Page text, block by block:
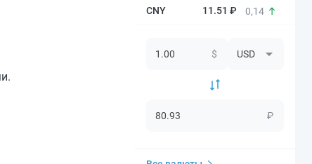
11.51 ₽ 0,14
$
₽